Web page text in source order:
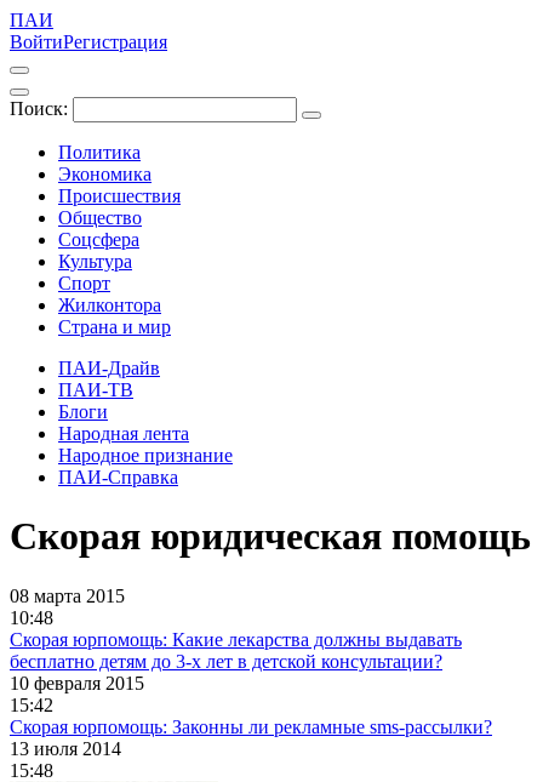
ПАИ
ВойтиРегистрация
Поиск:
Политика
Экономика
Происшествия
Общество
Соцсфера
Культура
Спорт
Жилконтора
Страна и мир
ПАИ-Драйв
ПАИ-ТВ
Блоги
Народная лента
Народное признание
ПАИ-Справка
Скорая юридическая помощь
08 марта 2015
10:48
Скорая юрпомощь: Какие лекарства должны выдавать
бесплатно детям до 3-х лет в детской консультации?
10 февраля 2015
15:42
Скорая юрпомощь: Законны ли рекламные sms-рассылки?
13 июля 2014
15:48